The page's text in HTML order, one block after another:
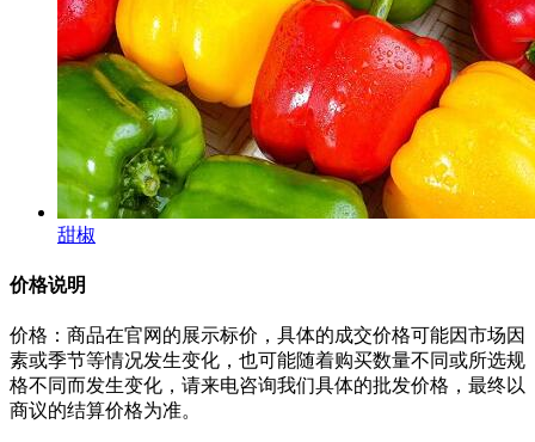
甜椒
价格说明
价格：商品在官网的展示标价，具体的成交价格可能因市场因
素或季节等情况发生变化，也可能随着购买数量不同或所选规
格不同而发生变化，请来电咨询我们具体的批发价格，最终以
商议的结算价格为准。